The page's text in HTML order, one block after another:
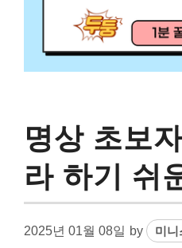
명상 초보
라 하기 쉬
2025년 01월 08일 by 미니